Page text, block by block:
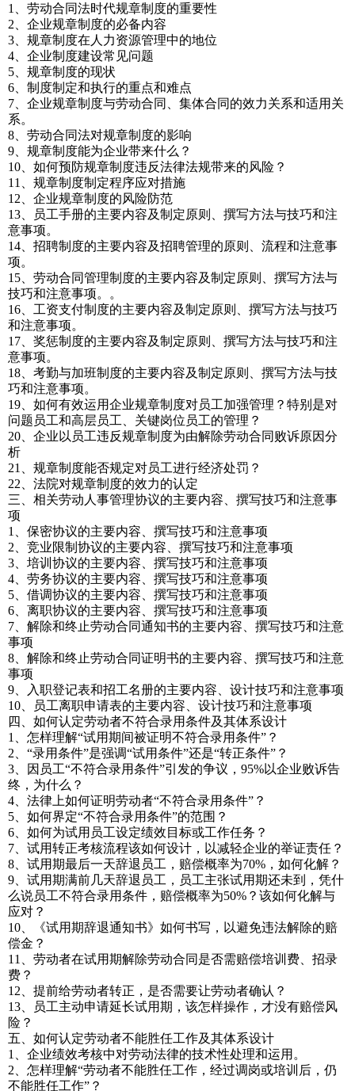
1、劳动合同法时代规章制度的重要性
2、企业规章制度的必备内容
3、规章制度在人力资源管理中的地位
4、企业制度建设常见问题
5、规章制度的现状
6、制度制定和执行的重点和难点
7、企业规章制度与劳动合同、集体合同的效力关系和适用关
系。
8、劳动合同法对规章制度的影响
9、规章制度能为企业带来什么？
10、如何预防规章制度违反法律法规带来的风险？
11、规章制度制定程序应对措施
12、企业规章制度的风险防范
13、员工手册的主要内容及制定原则、撰写方法与技巧和注
意事项。
14、招聘制度的主要内容及招聘管理的原则、流程和注意事
项。
15、劳动合同管理制度的主要内容及制定原则、撰写方法与
技巧和注意事项。。
16、工资支付制度的主要内容及制定原则、撰写方法与技巧
和注意事项。
17、奖惩制度的主要内容及制定原则、撰写方法与技巧和注
意事项。
18、考勤与加班制度的主要内容及制定原则、撰写方法与技
巧和注意事项。
19、如何有效运用企业规章制度对员工加强管理？特别是对
问题员工和高层员工、关键岗位员工的管理？
20、企业以员工违反规章制度为由解除劳动合同败诉原因分
析
21、规章制度能否规定对员工进行经济处罚？
22、法院对规章制度的效力的认定
三、相关劳动人事管理协议的主要内容、撰写技巧和注意事
项
1、保密协议的主要内容、撰写技巧和注意事项
2、竞业限制协议的主要内容、撰写技巧和注意事项
3、培训协议的主要内容、撰写技巧和注意事项
4、劳务协议的主要内容、撰写技巧和注意事项
5、借调协议的主要内容、撰写技巧和注意事项
6、离职协议的主要内容、撰写技巧和注意事项
7、解除和终止劳动合同通知书的主要内容、撰写技巧和注意
事项
8、解除和终止劳动合同证明书的主要内容、撰写技巧和注意
事项
9、入职登记表和招工名册的主要内容、设计技巧和注意事项
10、员工离职申请表的主要内容、设计技巧和注意事项
四、如何认定劳动者不符合录用条件及其体系设计
1、怎样理解“试用期间被证明不符合录用条件”？
2、“录用条件”是强调“试用条件”还是“转正条件”？
3、因员工“不符合录用条件”引发的争议，95%以企业败诉告
终，为什么？
4、法律上如何证明劳动者“不符合录用条件”？
5、如何界定“不符合录用条件”的范围？
6、如何为试用员工设定绩效目标或工作任务？
7、试用转正考核流程该如何设计，以减轻企业的举证责任？
8、试用期最后一天辞退员工，赔偿概率为70%，如何化解？
9、试用期满前几天辞退员工，员工主张试用期还未到，凭什
么说员工不符合录用条件，赔偿概率为50%？该如何化解与
应对？
10、《试用期辞退通知书》如何书写，以避免违法解除的赔
偿金？
11、劳动者在试用期解除劳动合同是否需赔偿培训费、招录
费？
12、提前给劳动者转正，是否需要让劳动者确认？
13、员工主动申请延长试用期，该怎样操作，才没有赔偿风
险？
五、如何认定劳动者不能胜任工作及其体系设计
1、企业绩效考核中对劳动法律的技术性处理和运用。
2、怎样理解“劳动者不能胜任工作，经过调岗或培训后，仍
不能胜任工作”？